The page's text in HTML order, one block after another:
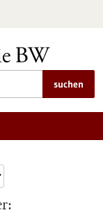
suchen